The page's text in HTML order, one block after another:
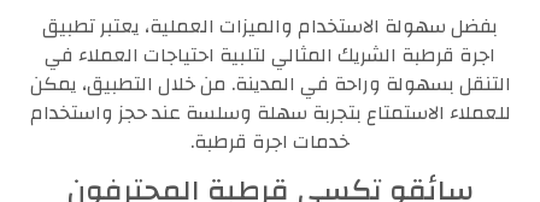
بفضل سهولة الاستخدام والميزات العملية، يعتبر تطبيق
اجرة قرطبة الشريك المثالي لتلبية احتياجات العملاء في
التنقل بسهولة وراحة في المدينة. من خلال التطبيق، يمكن
للعملاء الاستمتاع بتجربة سهلة وسلسة عند حجز واستخدام
خدمات اجرة قرطبة.
سائقو تكسي قرطبة المحترفون